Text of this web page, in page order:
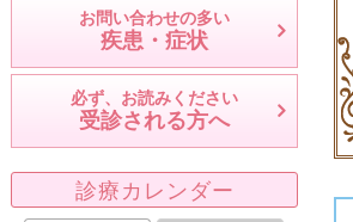
お問い合わせの多い
疾患・症状
必ず、お読みください
受診される方へ
診療カレンダー